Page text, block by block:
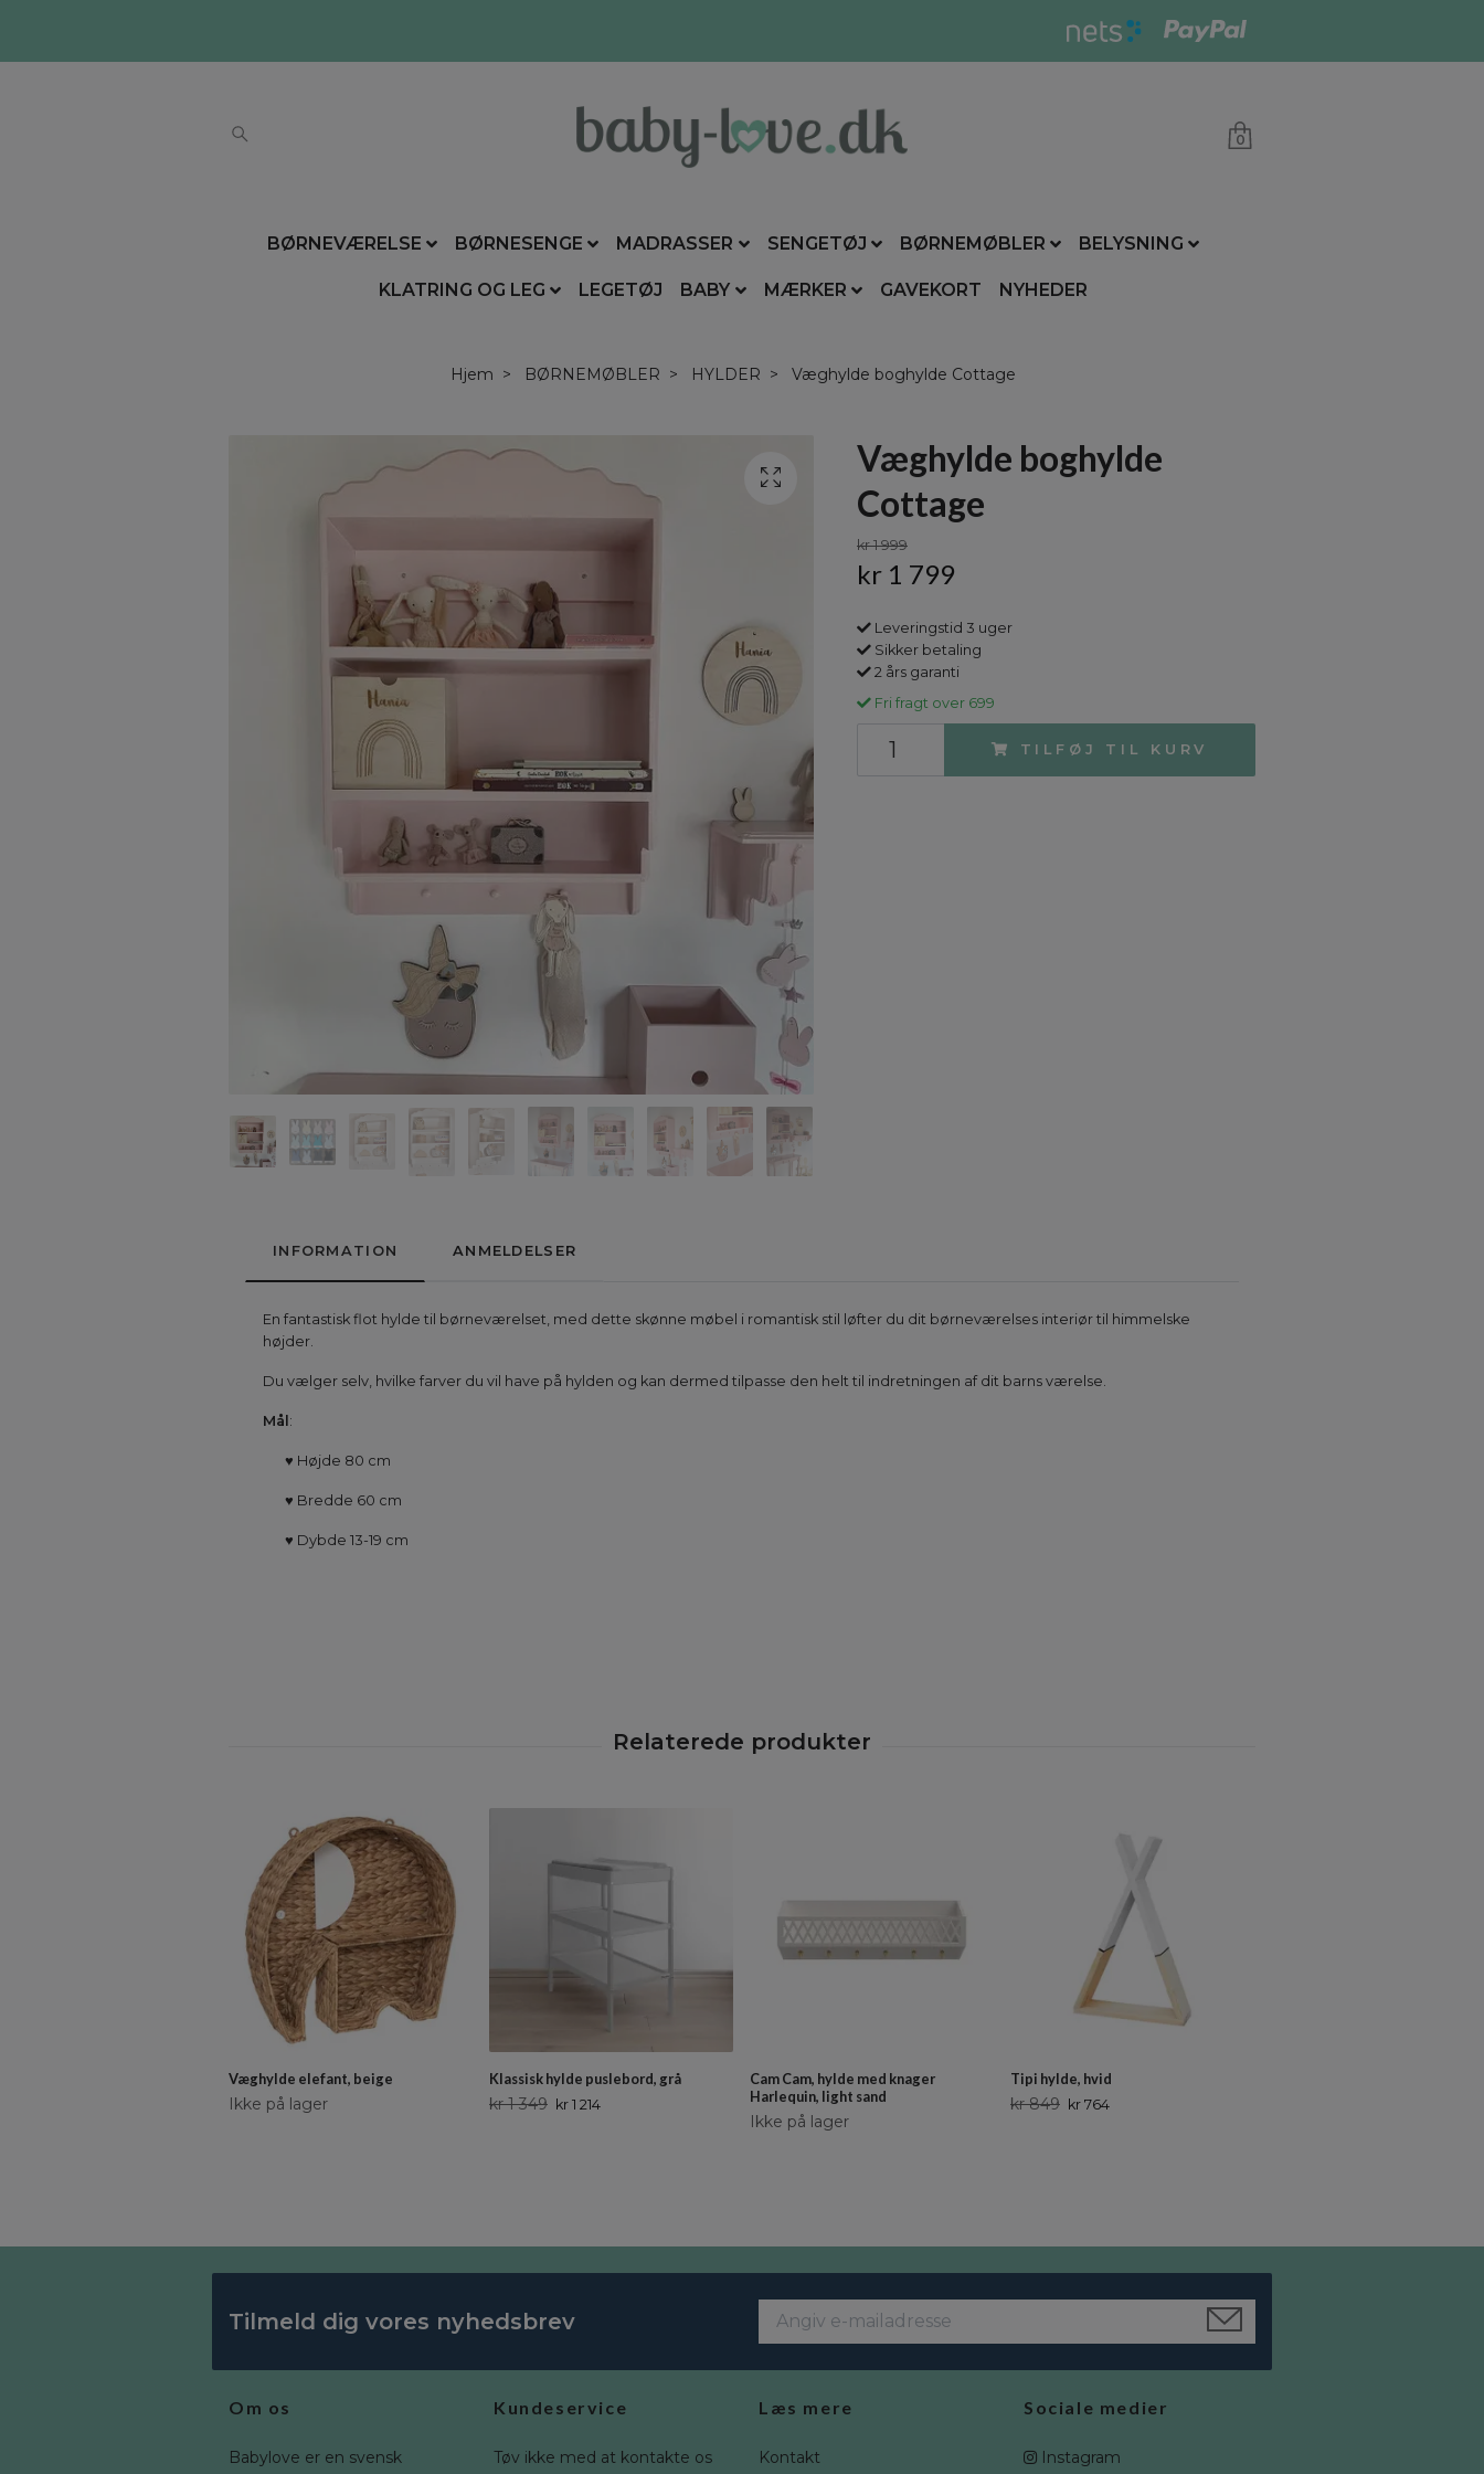
0
BØRNEVÆRELSE BØRNESENGE MADRASSER SENGETØJ BØRNEMØBLER BELYSNING
KLATRING OG LEG LEGETØJ BABY MÆRKER GAVEKORT NYHEDER
Hjem BØRNEMØBLER HYLDER Væghylde boghylde Cottage
Væghylde boghylde
Cottage
kr 1 999
kr 1 799
Leveringstid 3 uger
Sikker betaling
2 års garanti
Fri fragt over 699
TILFØJ TIL KURV
INFORMATION ANMELDELSER
En fantastisk flot hylde til børneværelset, med dette skønne møbel i romantisk stil løfter du dit børneværelses interiør til himmelske
højder.
Du vælger selv, hvilke farver du vil have på hylden og kan dermed tilpasse den helt til indretningen af dit barns værelse.
Mål :
♥ Højde 80 cm
♥ Bredde 60 cm
♥ Dybde 13-19 cm
Væghylde elefant, beige
Ikke på lager
Klassisk hylde puslebord, grå
kr 1 349 kr 1 214
Cam Cam, hylde med knager
Harlequin, light sand
Ikke på lager
Tipi hylde, hvid
kr 849 kr 764
Tilmeld dig vores nyhedsbrev
Om os
Babylove er en svensk
Kundeservice
Tøv ikke med at kontakte os
Læs mere
Kontakt
Sociale medier
Instagram